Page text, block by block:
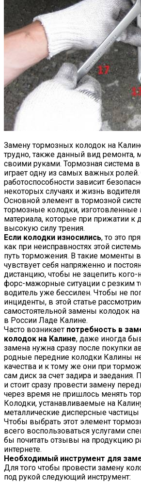
Замену тормозных колодок на
трудно, также данный вид ремонта,
своими руками. Тормозная система
играет одну из самых важных ролей.
работоспособности зависит
некоторых случаях и жизнь
Основной элемент в тормозной
тормозные колодки, изготовленные
материала, которые при прижатии к
высокую силу трения.
Если колодки износились, то это
как при неисправностях этой
путь торможения. В такие моменты
чувствует себя напряженно и
дистанцию, чтобы не зацепить
форс-мажорные ситуации с резким
водитель уже бессилен. Чтобы не
инциденты, в этой статье
самостоятельной замены колодок
в России Ладе Калине.
Часто возникает потребность в
колодок на Калине, даже иногда
замена нужна сразу после покупки
родные передние колодки Калины
качества и к тому же они при
сам диск за счет задира и
и стоит сразу провести замену
через время не пришлось менять
Колодки, устанавливаемые на
металлические дисперсные частицы
Чтобы выбрать этот элемент
всего воспользоваться услугами
бы почитать отзывы на продукцию
интернете.
Необходимый инструмент для
Для того чтобы провести замену
под рукой следующий инструмент: